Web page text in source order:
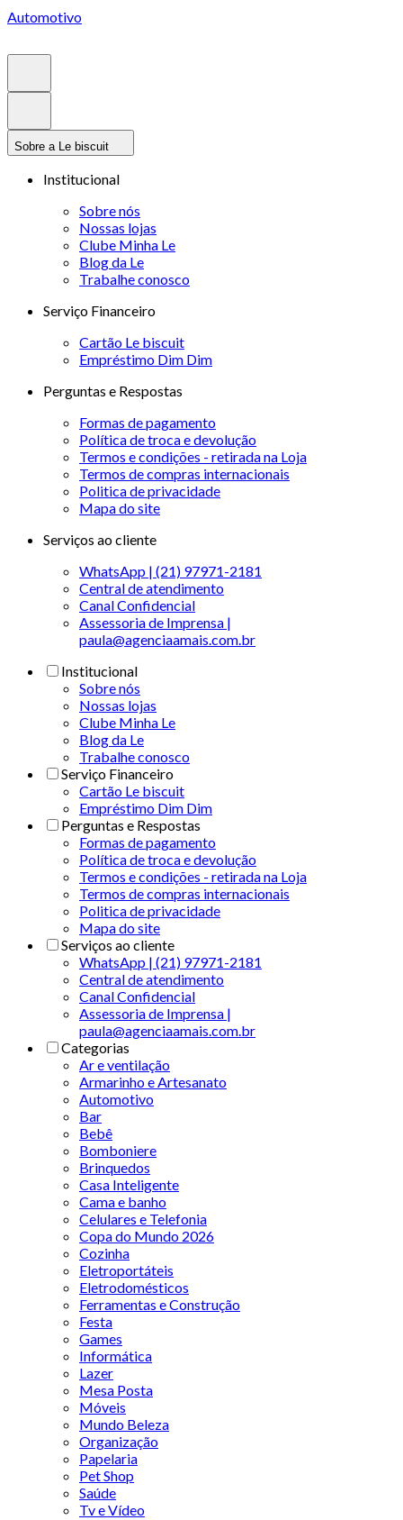
Automotivo
Sobre a Le biscuit
Institucional
Sobre nós
Nossas lojas
Clube Minha Le
Blog da Le
Trabalhe conosco
Serviço Financeiro
Cartão Le biscuit
Empréstimo Dim Dim
Perguntas e Respostas
Formas de pagamento
Política de troca e devolução
Termos e condições - retirada na Loja
Termos de compras internacionais
Politica de privacidade
Mapa do site
Serviços ao cliente
WhatsApp | (21) 97971-2181
Central de atendimento
Canal Confidencial
Assessoria de Imprensa |
paula@agenciaamais.com.br
Institucional
Sobre nós
Nossas lojas
Clube Minha Le
Blog da Le
Trabalhe conosco
Serviço Financeiro
Cartão Le biscuit
Empréstimo Dim Dim
Perguntas e Respostas
Formas de pagamento
Política de troca e devolução
Termos e condições - retirada na Loja
Termos de compras internacionais
Politica de privacidade
Mapa do site
Serviços ao cliente
WhatsApp | (21) 97971-2181
Central de atendimento
Canal Confidencial
Assessoria de Imprensa |
paula@agenciaamais.com.br
Categorias
Ar e ventilação
Armarinho e Artesanato
Automotivo
Bar
Bebê
Bomboniere
Brinquedos
Casa Inteligente
Cama e banho
Celulares e Telefonia
Copa do Mundo 2026
Cozinha
Eletroportáteis
Eletrodomésticos
Ferramentas e Construção
Festa
Games
Informática
Lazer
Mesa Posta
Móveis
Mundo Beleza
Organização
Papelaria
Pet Shop
Saúde
Tv e Vídeo